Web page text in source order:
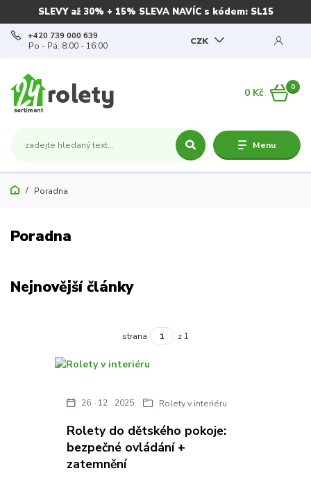
SLEVY až 30% + 15% SLEVA NAVÍC s kódem: SL15
Menu
CZK
+420 739 000 639
Po - Pá: 8:00 - 16:00
0
0 Kč
Poradna
Poradna
Nejnovější články
strana z 1
Rolety do dětského pokoje:
bezpečné ovládání +
zatemnění
26 12 2025 Rolety v interiéru